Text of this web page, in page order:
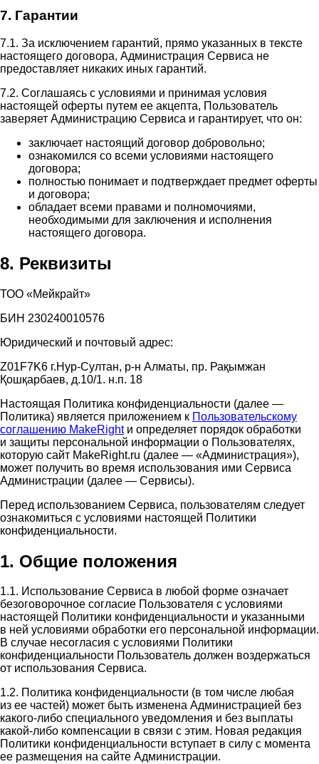
7. Гарантии
7.1. За исключением гарантий, прямо указанных в тексте
настоящего договора, Администрация Сервиса не
предоставляет никаких иных гарантий.
7.2. Соглашаясь с условиями и принимая условия
настоящей оферты путем ее акцепта, Пользователь
заверяет Администрацию Сервиса и гарантирует, что он:
заключает настоящий договор добровольно;
ознакомился со всеми условиями настоящего
договора;
полностью понимает и подтверждает предмет оферты
и договора;
обладает всеми правами и полномочиями,
необходимыми для заключения и исполнения
настоящего договора.
8. Реквизиты
ТОО «Мейкрайт»
БИН 230240010576
Юридический и почтовый адрес:
Z01F7K6 г.Нур-Султан, р-н Алматы, пр. Рақымжан
Қошқарбаев, д.10/1. н.п. 18
Настоящая Политика конфиденциальности (далее —
Политика) является приложением к Пользовательскому
соглашению MakeRightи определяет порядок обработки
и защиты персональной информации о Пользователях,
которую сайт MakeRight.ru (далее — «Администрация»),
может получить во время использования ими Cервиса
Администрации (далее — Сервисы).
Перед использованием Сервиса, пользователям следует
ознакомиться с условиями настоящей Политики
конфиденциальности.
1. Общие положения
1.1. Использование Сервиса в любой форме означает
безоговорочное согласие Пользователя с условиями
настоящей Политики конфиденциальности и указанными
в ней условиями обработки его персональной информации.
В случае несогласия с условиями Политики
конфиденциальности Пользователь должен воздержаться
от использования Сервиса.
1.2. Политика конфиденциальности (в том числе любая
из ее частей) может быть изменена Администрацией без
какого-либо специального уведомления и без выплаты
какой-либо компенсации в связи с этим. Новая редакция
Политики конфиденциальности вступает в силу с момента
ее размещения на сайте Администрации.